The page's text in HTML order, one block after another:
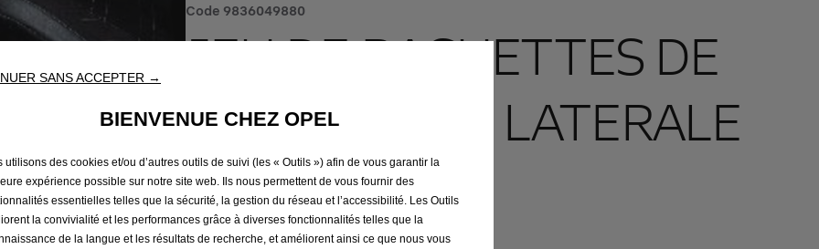
Code 9836049880
JEU DE BAGUETTES DE
PROTECTION LATERALE
56,08 €
P
r
TTC/unité
-
+
Produit en rupture
SANS ACCEPTER →
BIENVENUE CHEZ OPEL
utilisons des cookies et/ou d’autres outils de suivi (les « Outils ») afin de vous garantir la
expérience possible sur notre site web. Ils nous permettent de vous fournir des
essentielles telles que la sécurité, la gestion du réseau et l’accessibilité. Les Outils
la convivialité et les performances grâce à diverses fonctionnalités telles que la
de la langue et les résultats de recherche, et améliorent ainsi ce que nous vous